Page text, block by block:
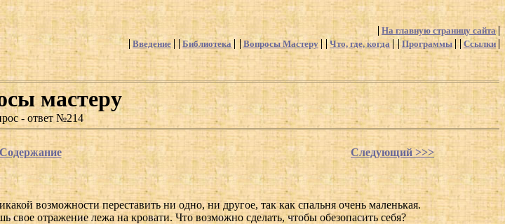
На главную страницу сайта
Введение
Библиотека Вопросы Мастеру Что, где, когда Программы Ссылки
мастеру
- ответ №214
Содержание Следующий >>>
возможности переставить ни одно, ни другое, так как спальня очень маленькая.
свое отражение лежа на кровати. Что возможно сделать, чтобы обезопасить себя?